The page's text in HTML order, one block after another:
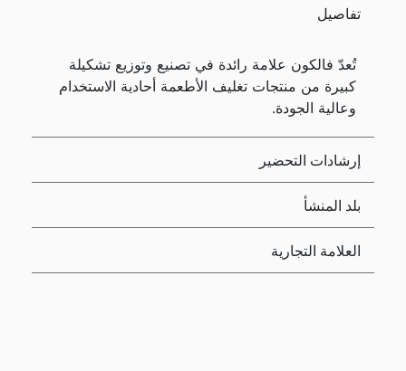
تفاصيل
تُعدّ فالكون علامة رائدة في تصنيع وتوزيع تشكيلة
كبيرة من منتجات تغليف الأطعمة أحادية الاستخدام
وعالية الجودة.
إرشادات التحضير
بلد المنشأ
العلامة التجارية